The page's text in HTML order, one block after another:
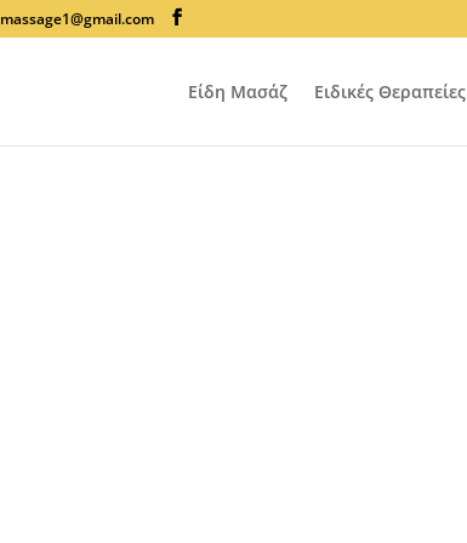
Είδη Μασάζ Ειδικές Θεραπείες